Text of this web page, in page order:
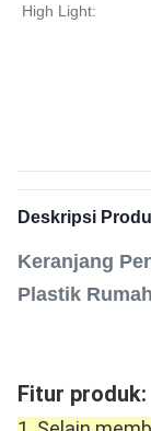
High Light:
Deskripsi
Keranjang
Plastik
Fitur produk: